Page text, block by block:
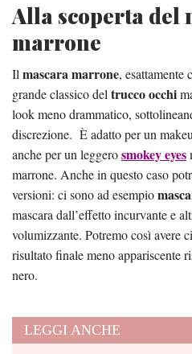
Alla scoperta del
marrone
Il mascara marrone, esattamente
grande classico del trucco occhi
look meno drammatico,
discrezione. È adatto per un
anche per un leggerosmokey eyes
marrone. Anche in questo caso
versioni: ci sono ad esempio
mascara dall’effetto incurvante e
volumizzante. Potremo così avere
risultato finale meno appariscente
nero.
LEGGI ANCHE